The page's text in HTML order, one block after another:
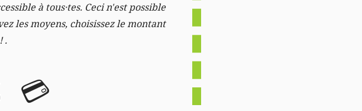
à tous·tes. Ceci n'est possible
les moyens, choisissez le montant
.
💳